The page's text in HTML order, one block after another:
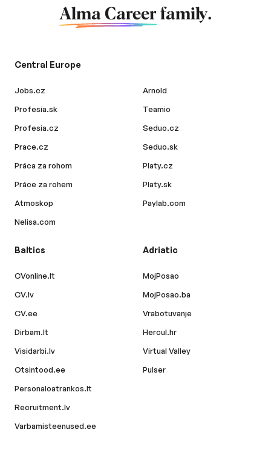
Alma Career family.
Central Europe
Jobs.cz
Profesia.sk
Profesia.cz
Prace.cz
Práca za rohom
Práce za rohem
Atmoskop
Nelisa.com
Arnold
Teamio
Seduo.cz
Seduo.sk
Platy.cz
Platy.sk
Paylab.com
Baltics
CVonline.lt
CV.lv
CV.ee
Dirbam.lt
Visidarbi.lv
Otsintood.ee
Personaloatrankos.lt
Recruitment.lv
Varbamisteenused.ee
Adriatic
MojPosao
MojPosao.ba
Vrabotuvanje
Hercul.hr
Virtual Valley
Pulser